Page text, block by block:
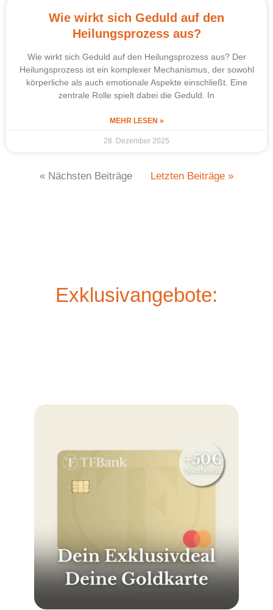
Wie wirkt sich Geduld auf den
Heilungsprozess aus?
Wie wirkt sich Geduld auf den Heilungsprozess aus? Der
Heilungsprozess ist ein komplexer Mechanismus, der sowohl
körperliche als auch emotionale Aspekte einschließt. Eine
zentrale Rolle spielt dabei die Geduld. In
MEHR LESEN »
28. Dezember 2025
« Nächsten Beiträge Letzten Beiträge »
Exklusivangebote: